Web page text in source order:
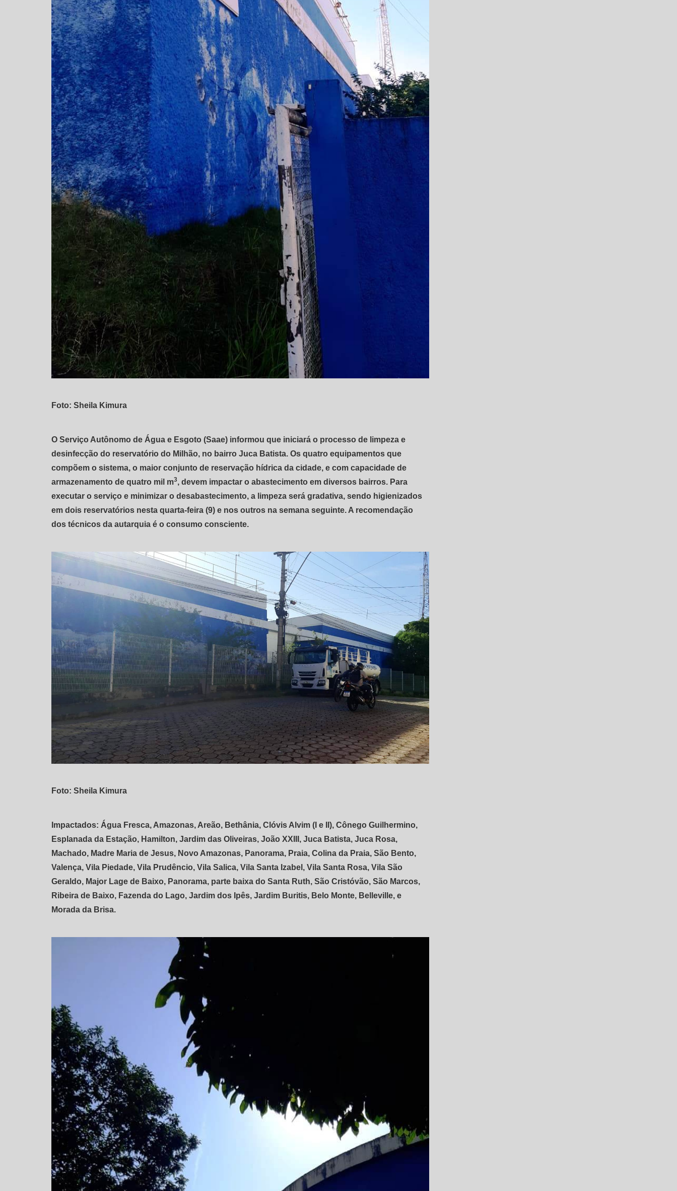
Foto: Sheila Kimura
O Serviço Autônomo de Água e Esgoto (Saae) informou que iniciará o processo de limpeza e
desinfecção do reservatório do Milhão, no bairro Juca Batista. Os quatro equipamentos que
compõem o sistema, o maior conjunto de reservação hídrica da cidade, e com capacidade de
armazenamento de quatro mil m3, devem impactar o abastecimento em diversos bairros. Para
executar o serviço e minimizar o desabastecimento, a limpeza será gradativa, sendo higienizados
em dois reservatórios nesta quarta-feira (9) e nos outros na semana seguinte. A recomendação
dos técnicos da autarquia é o consumo consciente.
Foto: Sheila Kimura
Impactados: Água Fresca, Amazonas, Areão, Bethânia, Clóvis Alvim (I e II), Cônego Guilhermino,
Esplanada da Estação, Hamilton, Jardim das Oliveiras, João XXIII, Juca Batista, Juca Rosa,
Machado, Madre Maria de Jesus, Novo Amazonas, Panorama, Praia, Colina da Praia, São Bento,
Valença, Vila Piedade, Vila Prudêncio, Vila Salica, Vila Santa Izabel, Vila Santa Rosa, Vila São
Geraldo, Major Lage de Baixo, Panorama, parte baixa do Santa Ruth, São Cristóvão, São Marcos,
Ribeira de Baixo, Fazenda do Lago, Jardim dos Ipês, Jardim Buritis, Belo Monte, Belleville, e
Morada da Brisa.